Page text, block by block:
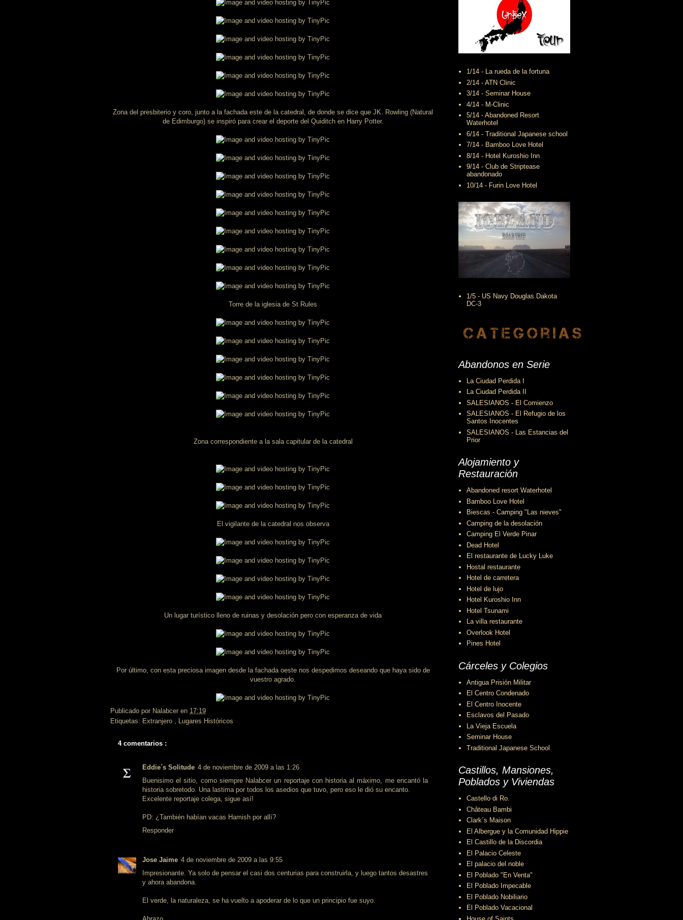
Zona del presbiterio y coro, junto a la fachada este de la catedral, de donde se dice que JK. Rowling (Natural
de Edimburgo) se inspiró para crear el deporte del Quiditch en Harry Potter.
Torre de la iglesia de St Rules
Zona correspondiente a la sala capitular de la catedral
El vigilante de la catedral nos observa
Un lugar turístico lleno de ruinas y desolación pero con esperanza de vida
Por último, con esta preciosa imagen desde la fachada oeste nos despedimos deseando que haya sido de
vuestro agrado.
Publicado por Nalabcer en 17:19
Etiquetas: Extranjero Lugares Históricos
4 comentarios :
Eddie´s Solitude 4 de noviembre de 2009 a las 1:26
Buenisimo el sitio, como siempre Nalabcer un reportaje con historia al máximo, me encantó la
historia sobretodo. Una lastima por todos los asedios que tuvo, pero eso le dió su encanto.
Excelente reportaje colega, sigue así!
PD: ¿También habían vacas Hamish por allí?
Responder
Jose Jaime 4 de noviembre de 2009 a las 9:55
Impresionante. Ya solo de pensar el casi dos centurias para construirla, y luego tantos desastres
y ahora abandona.
El verde, la naturaleza, se ha vuelto a apoderar de lo que un principio fue suyo.
1/14 - La rueda de la fortuna
2/14 - ATN Clinic
3/14 - Seminar House
4/14 - M-Clinic
5/14 - Abandoned Resort
Waterhotel
6/14 - Traditional Japanese school
7/14 - Bamboo Love Hotel
8/14 - Hotel Kuroshio Inn
9/14 - Club de Striptease
abandonado
10/14 - Furin Love Hotel
1/5 - US Navy Douglas Dakota
DC-3
Abandonos en Serie
La Ciudad Perdida I
La Ciudad Perdida II
SALESIANOS - El Comienzo
SALESIANOS - El Refugio de los
Santos Inocentes
SALESIANOS - Las Estancias del
Prior
Alojamiento y
Restauración
Abandoned resort Waterhotel
Bamboo Love Hotel
Biescas - Camping "Las nieves"
Camping de la desolación
Camping El Verde Pinar
Dead Hotel
El restaurante de Lucky Luke
Hostal restaurante
Hotel de carretera
Hotel de lujo
Hotel Kuroshio Inn
Hotel Tsunami
La villa restaurante
Overlook Hotel
Pines Hotel
Cárceles y Colegios
Antigua Prisión Militar
El Centro Condenado
El Centro Inocente
Esclavos del Pasado
La Vieja Escuela
Seminar House
Traditional Japanese School
Castillos, Mansiones,
Poblados y Viviendas
Castello di Ro.
Château Bambi
Clark´s Maison
El Albergue y la Comunidad Hippie
El Castillo de la Discordia
El Palacio Celeste
El palacio del noble
El Poblado "En Venta"
El Poblado Impecable
El Poblado Nobiliario
El Poblado Vacacional